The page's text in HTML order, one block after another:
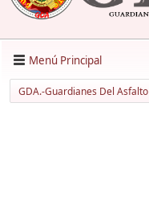
Menú Principal
GDA.-Guardianes Del Asfalto